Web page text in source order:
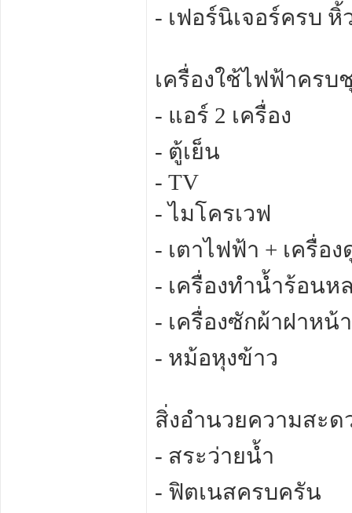
- เฟอร์นิเจอร์ครบ หิ้
เครื่องใช้ไฟฟ้าครบ
- แอร์ 2 เครื่อง
- ตู้เย็น
- TV
- ไมโครเวฟ
- เตาไฟฟ้า + เครื่อ
- เครื่องทำน้ำร้อนห
- เครื่องซักผ้าฝาหน้า
- หม้อหุงข้าว
สิ่งอำนวยความสะด
- สระว่ายน้ำ
- ฟิตเนสครบครัน